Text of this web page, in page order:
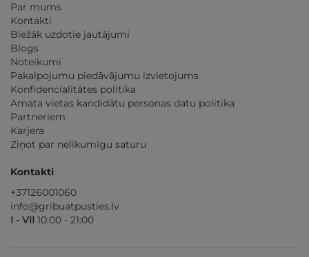
Par mums
Kontakti
Biežāk uzdotie jautājumi
Blogs
Noteikumi
Pakalpojumu piedāvājumu izvietojums
Konfidencialitātes politika
Amata vietas kandidātu personas datu politika
Partneriem
Karjera
Ziņot par nelikumīgu saturu
Kontakti
+37126001060
info@gribuatpusties.lv
I - VII 10:00 - 21:00